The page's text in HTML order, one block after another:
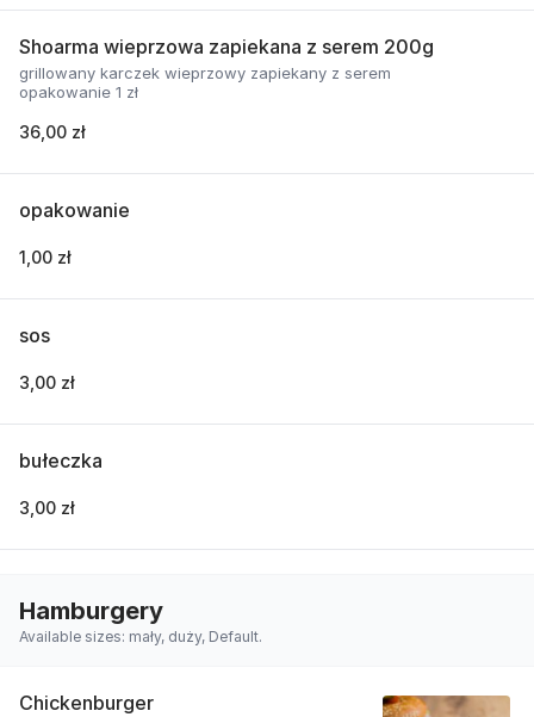
Shoarma wieprzowa zapiekana z serem 200g
grillowany karczek wieprzowy zapiekany z serem
opakowanie 1 zł
36,00 zł
opakowanie
1,00 zł
sos
3,00 zł
bułeczka
3,00 zł
Hamburgery
Available sizes: mały, duży, Default.
Chickenburger